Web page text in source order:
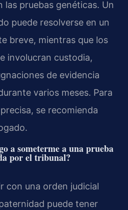
pruebas genéticas. Un
puede resolverse en un
breve, mientras que los
involucran custodia,
de evidencia
varios meses. Para
se recomienda
a someterme a una prueba
por el tribunal?
con una orden judicial
puede tener